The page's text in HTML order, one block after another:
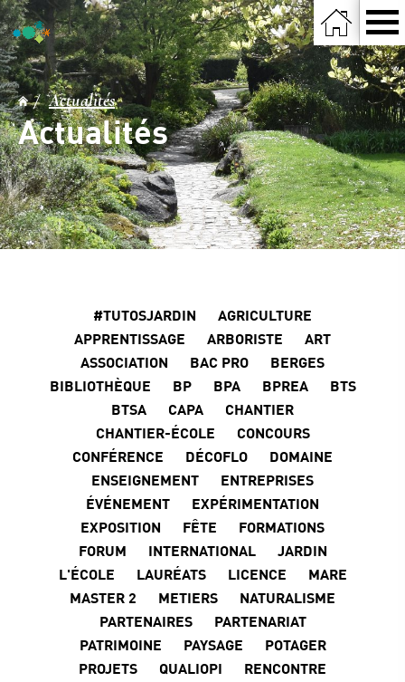
Actualités
Actualités
#TUTOSJARDIN
AGRICULTURE
APPRENTISSAGE
ARBORISTE
ART
ASSOCIATION
BAC PRO
BERGES
BIBLIOTHÈQUE
BP BPA BPREA
BTS
BTSA
CAPA
CHANTIER
CHANTIER-ÉCOLE
CONCOURS
CONFÉRENCE
DÉCOFLO
DOMAINE
ENSEIGNEMENT
ENTREPRISES
ÉVÉNEMENT
EXPÉRIMENTATION
EXPOSITION
FÊTE
FORMATIONS
FORUM
INTERNATIONAL
JARDIN
L'ÉCOLE
LAURÉATS LICENCE
MARE
MASTER 2
METIERS
NATURALISME
PARTENAIRES
PARTENARIAT
PATRIMOINE
PAYSAGE
POTAGER
PROJETS
QUALIOPI
RENCONTRE